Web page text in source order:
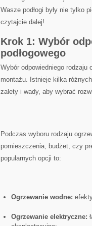
Wasze podłogi były nie tylko
czytajcie‍ dalej!
Krok 1: Wybór
podłogowego
Wybór odpowiedniego rodzaju
montażu. Istnieje kilka
zalety​ i wady, aby wybrać
Podczas wyboru rodzaju
pomieszczenia, budżet, czy
popularnych opcji to:
Ogrzewanie wodne:
Ogrzewanie elektryczne: